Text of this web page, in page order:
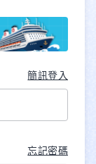
簡訊登入
忘記密碼